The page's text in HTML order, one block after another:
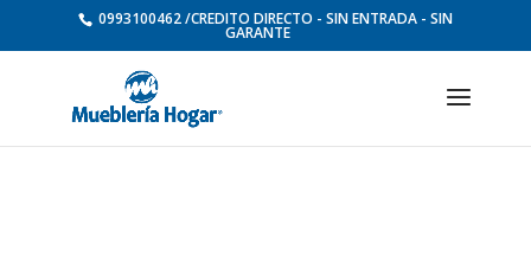
0993100462 /CREDITO DIRECTO - SIN ENTRADA - SIN
GARANTE